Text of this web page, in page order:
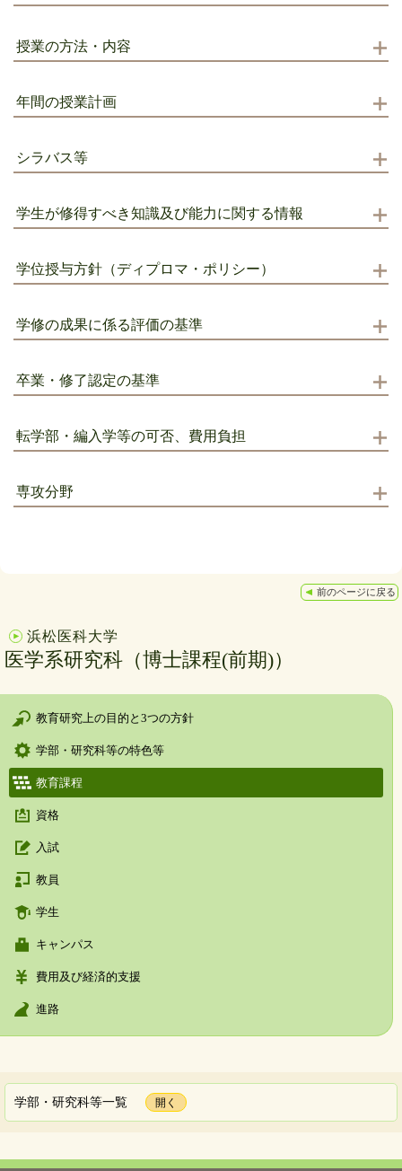
授業の方法・内容
年間の授業計画
シラバス等
学生が修得すべき知識及び能力に関する情報
学位授与方針（ディプロマ・ポリシー）
学修の成果に係る評価の基準
卒業・修了認定の基準
転学部・編入学等の可否、費用負担
専攻分野
前のページに戻る
浜松医科大学
医学系研究科（博士課程(前期)）
教育研究上の目的と3つの方針
学部・研究科等の特色等
教育課程
資格
入試
教員
学生
キャンパス
費用及び経済的支援
進路
学部・研究科等一覧